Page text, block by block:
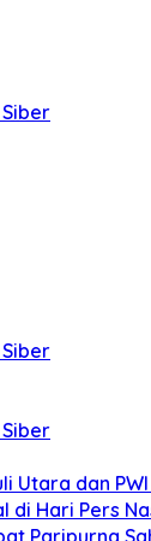
Utara dan
di Hari Pers
Paripurna